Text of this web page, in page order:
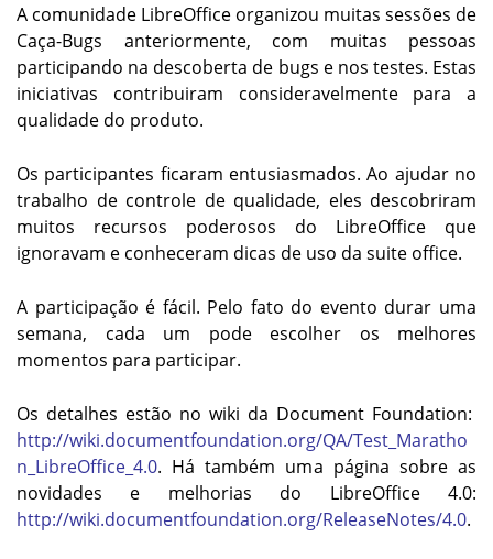
A comunidade LibreOffice organizou muitas sessões de
Caça-Bugs anteriormente, com muitas pessoas
participando na descoberta de bugs e nos testes. Estas
iniciativas contribuiram consideravelmente para a
qualidade do produto.
Os participantes ficaram entusiasmados. Ao ajudar no
trabalho de controle de qualidade, eles descobriram
muitos recursos poderosos do LibreOffice que
ignoravam e conheceram dicas de uso da suite office.
A participação é fácil. Pelo fato do evento durar uma
semana, cada um pode escolher os melhores
momentos para participar.
Os detalhes estão no wiki da Document Foundation:
http://wiki.documentfoundation.org/QA/Test_Maratho
n_LibreOffice_4.0. Há também uma página sobre as
novidades e melhorias do LibreOffice 4.0:
http://wiki.documentfoundation.org/ReleaseNotes/4.0.